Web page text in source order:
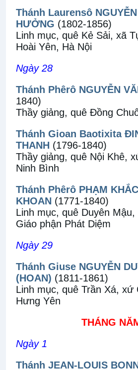
Thánh Laurensô
HƯỞNG (1802-1856)
Linh mục, quê Kẻ Sải, xã
Hoài Yên, Hà Nội
Ngày 28
Thánh Phêrô NGUYỄN
1840)
Thầy giảng, quê Đồng
Thánh Gioan Baotixita
THANH (1796-1840)
Thầy giảng, quê Nội Khê,
Ninh Bình
Thánh Phêrô PHẠM KHẮC
KHOAN (1771-1840)
Linh mục, quê Duyên
Giáo phận Phát Diệm
Ngày 29
Thánh Giuse NGUYỄN
(HOAN) (1811-1861)
Linh mục, quê Trần Xá, xứ
Hưng Yên
THÁNG
Ngày 1
Thánh JEAN-LOUIS